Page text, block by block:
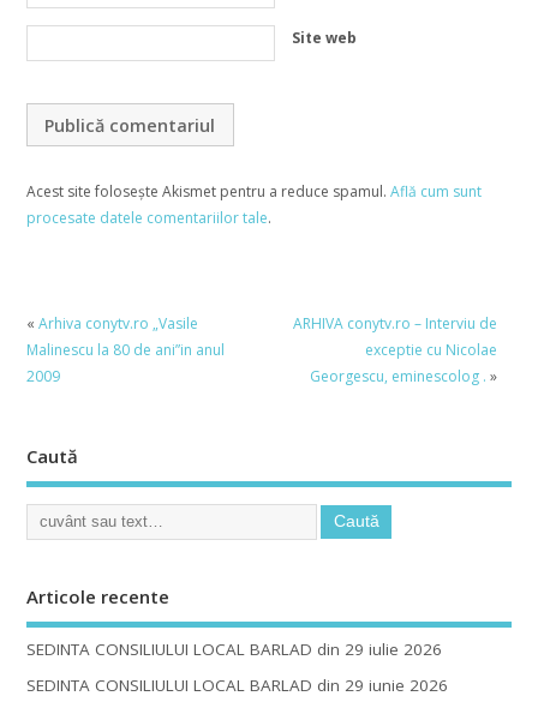
Site web
Acest site folosește Akismet pentru a reduce spamul. Află cum sunt
procesate datele comentariilor tale.
« Arhiva conytv.ro „Vasile
Malinescu la 80 de ani”in anul
2009
ARHIVA conytv.ro – Interviu de
exceptie cu Nicolae
Georgescu, eminescolog . »
Caută
Articole recente
SEDINTA CONSILIULUI LOCAL BARLAD din 29 iulie 2026
SEDINTA CONSILIULUI LOCAL BARLAD din 29 iunie 2026